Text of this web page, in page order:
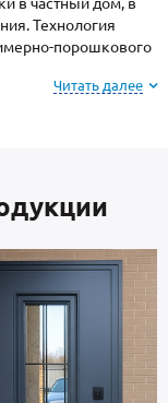
в частный дом, в
Технология
порошкового
к сколам и
выбрать цвет и
образцов у
Россия,
двери: МДФ. В
Читать далее